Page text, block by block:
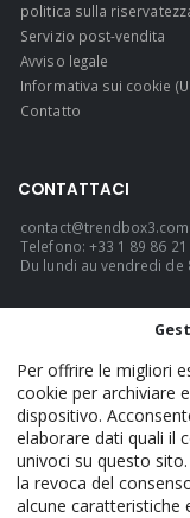
politica sulla
Servizio post-vendita
Avviso legale
Informativa sui cookie
Contatto
CONTATTACI
contact@trendbox3.com
Telefono: +33 1 89 86
Du lundi au vendredi de
TrendBox3 -
Per offrire le migliori
cookie per archiviare
dispositivo.
elaborare dati quali il
univoci su questo
la revoca del
alcune caratteristiche